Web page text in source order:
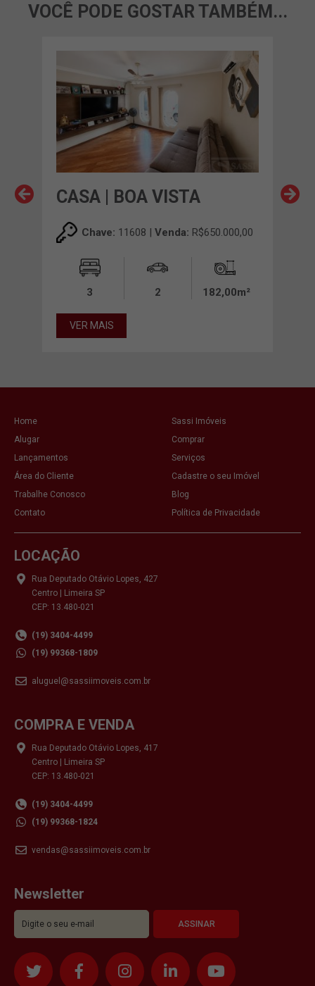
VOCÊ PODE GOSTAR TAMBÉM...
CASA | BOA VISTA
Chave: 11608 | Venda: R$650.000,00
3 2 182,00m²
VER MAIS
Home
Sassi Imóveis
Alugar
Comprar
Lançamentos
Serviços
Área do Cliente
Cadastre o seu Imóvel
Trabalhe Conosco
Blog
Contato
Política de Privacidade
LOCAÇÃO
Rua Deputado Otávio Lopes, 427
Centro | Limeira SP
CEP: 13.480-021
(19) 3404-4499
(19) 99368-1809
aluguel@sassiimoveis.com.br
COMPRA E VENDA
Rua Deputado Otávio Lopes, 417
Centro | Limeira SP
CEP: 13.480-021
(19) 3404-4499
(19) 99368-1824
vendas@sassiimoveis.com.br
Newsletter